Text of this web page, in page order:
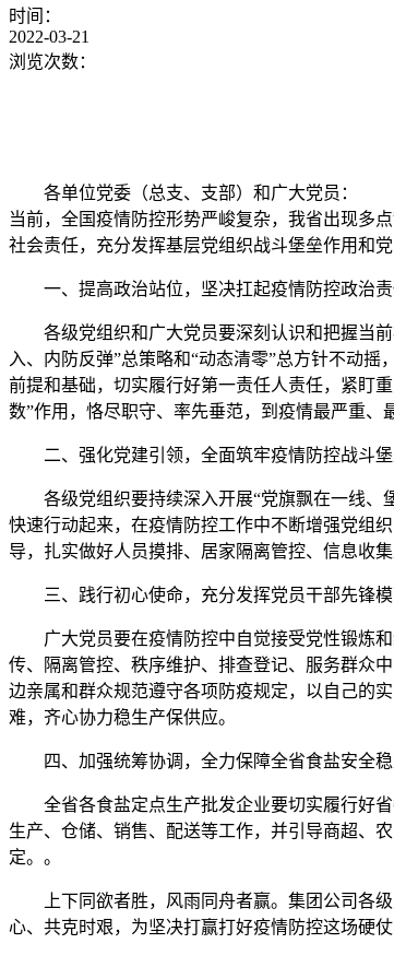
时间：
2022-03-21
浏览次数：
各单位党委（总支、支部）和广大党员：
当前，全国疫情防控形势严峻复杂，我省出现多
社会责任，充分发挥基层党组织战斗堡垒作用和
一、提高政治站位，坚决扛起疫情防控政治
各级党组织和广大党员要深刻认识和把握当
入、内防反弹”总策略和“动态清零”总方针不动
前提和基础，切实履行好第一责任人责任，紧盯
数”作用，恪尽职守、率先垂范，到疫情最严重、
二、强化党建引领，全面筑牢疫情防控战斗
各级党组织要持续深入开展“党旗飘在一线、
快速行动起来，在疫情防控工作中不断增强党组
导，扎实做好人员摸排、居家隔离管控、信息收
三、践行初心使命，充分发挥党员干部先锋
广大党员要在疫情防控中自觉接受党性锻炼
传、隔离管控、秩序维护、排查登记、服务群众
边亲属和群众规范遵守各项防疫规定，以自己的
难，齐心协力稳生产保供应。
四、加强统筹协调，全力保障全省食盐安全
全省各食盐定点生产批发企业要切实履行好
生产、仓储、销售、配送等工作，并引导商超、
定。。
上下同欲者胜，风雨同舟者赢。集团公司各
心、共克时艰，为坚决打赢打好疫情防控这场硬